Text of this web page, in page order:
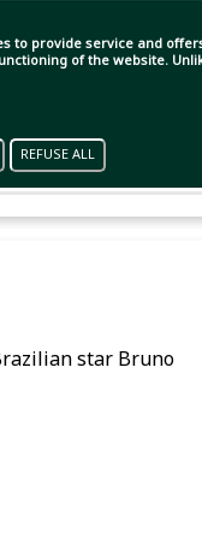
to provide service and
of the website.
REFUSE ALL
star Bruno